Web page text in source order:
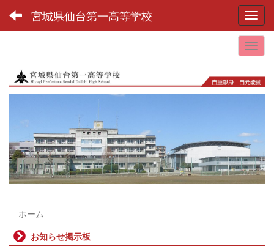
宮城県仙台第一高等学校
ホーム
お知らせ掲示板